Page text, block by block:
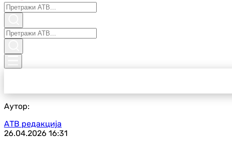
Аутор:
АТВ редакција
26.04.2026 16:31